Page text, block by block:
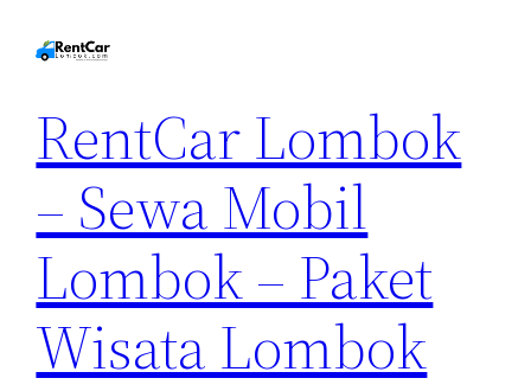
RentCar Lombok
– Sewa Mobil
Lombok – Paket
Wisata Lombok